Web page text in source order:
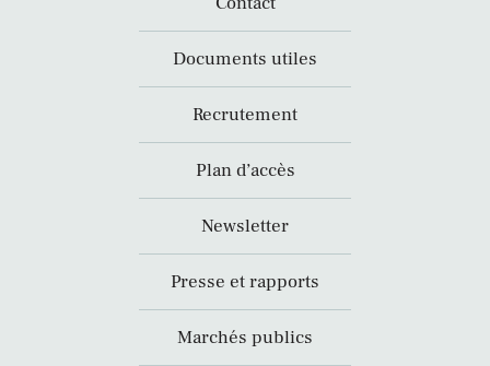
Documents utiles
Recrutement
Plan d’accès
Newsletter
Presse et rapports
Marchés publics